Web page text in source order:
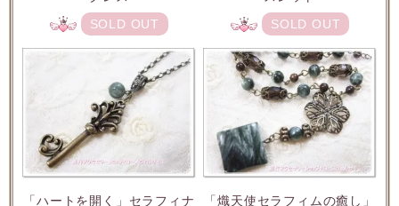
SOLD OUT
SOLD OUT
「ハートを開く」セラフィナ
「熾天使セラフィムの癒し」